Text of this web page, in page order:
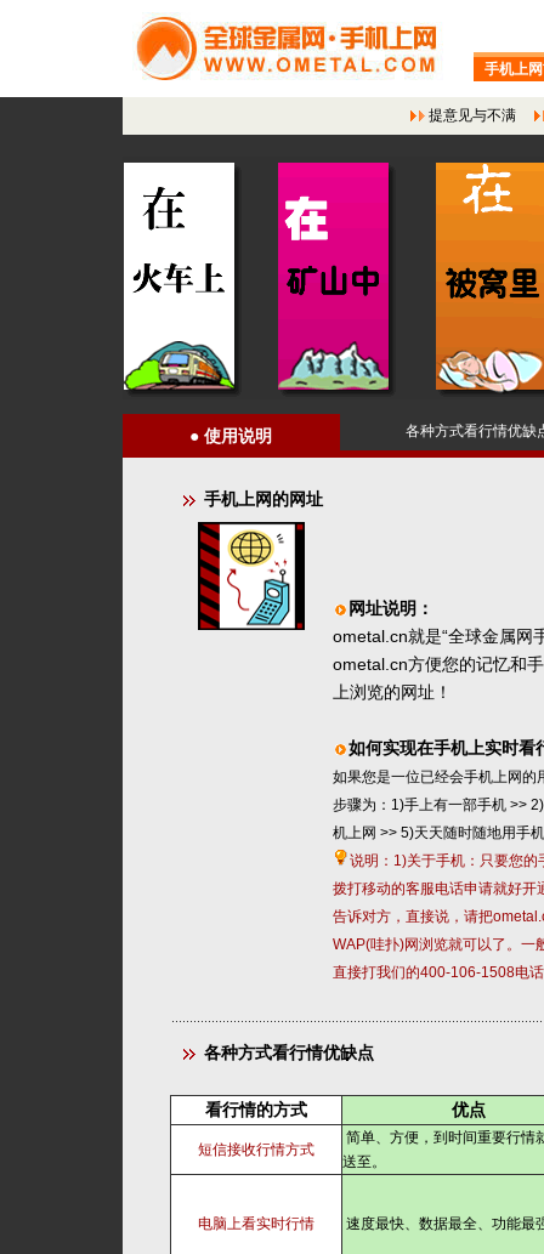
手机上
提意见与不满
● 使用说明 各种方式看行情优缺
手机上网的网址
网址说明：
ometal.cn就是“全球金属网
ometal.cn方便您的记忆和
上浏览的网址！
如何实现在手机上实时看
如果您是一位已经会手机上网的
步骤为：1)手上有一部手机 >>
机上网 >> 5)天天随时随地用手
说明：1)关于手机：只要您
拨打移动的客服电话申请就好开
告诉对方，直接说，请把
WAP(哇扑)网浏览就可以了。一
直接打我们的400-106-1508电
各种方式看行情优缺点
看行情的方式 优点
短信接收行情方式
简单、方便，到时间重要行情
送至。
电脑上看实时行情 速度最快、数据最全、功能最